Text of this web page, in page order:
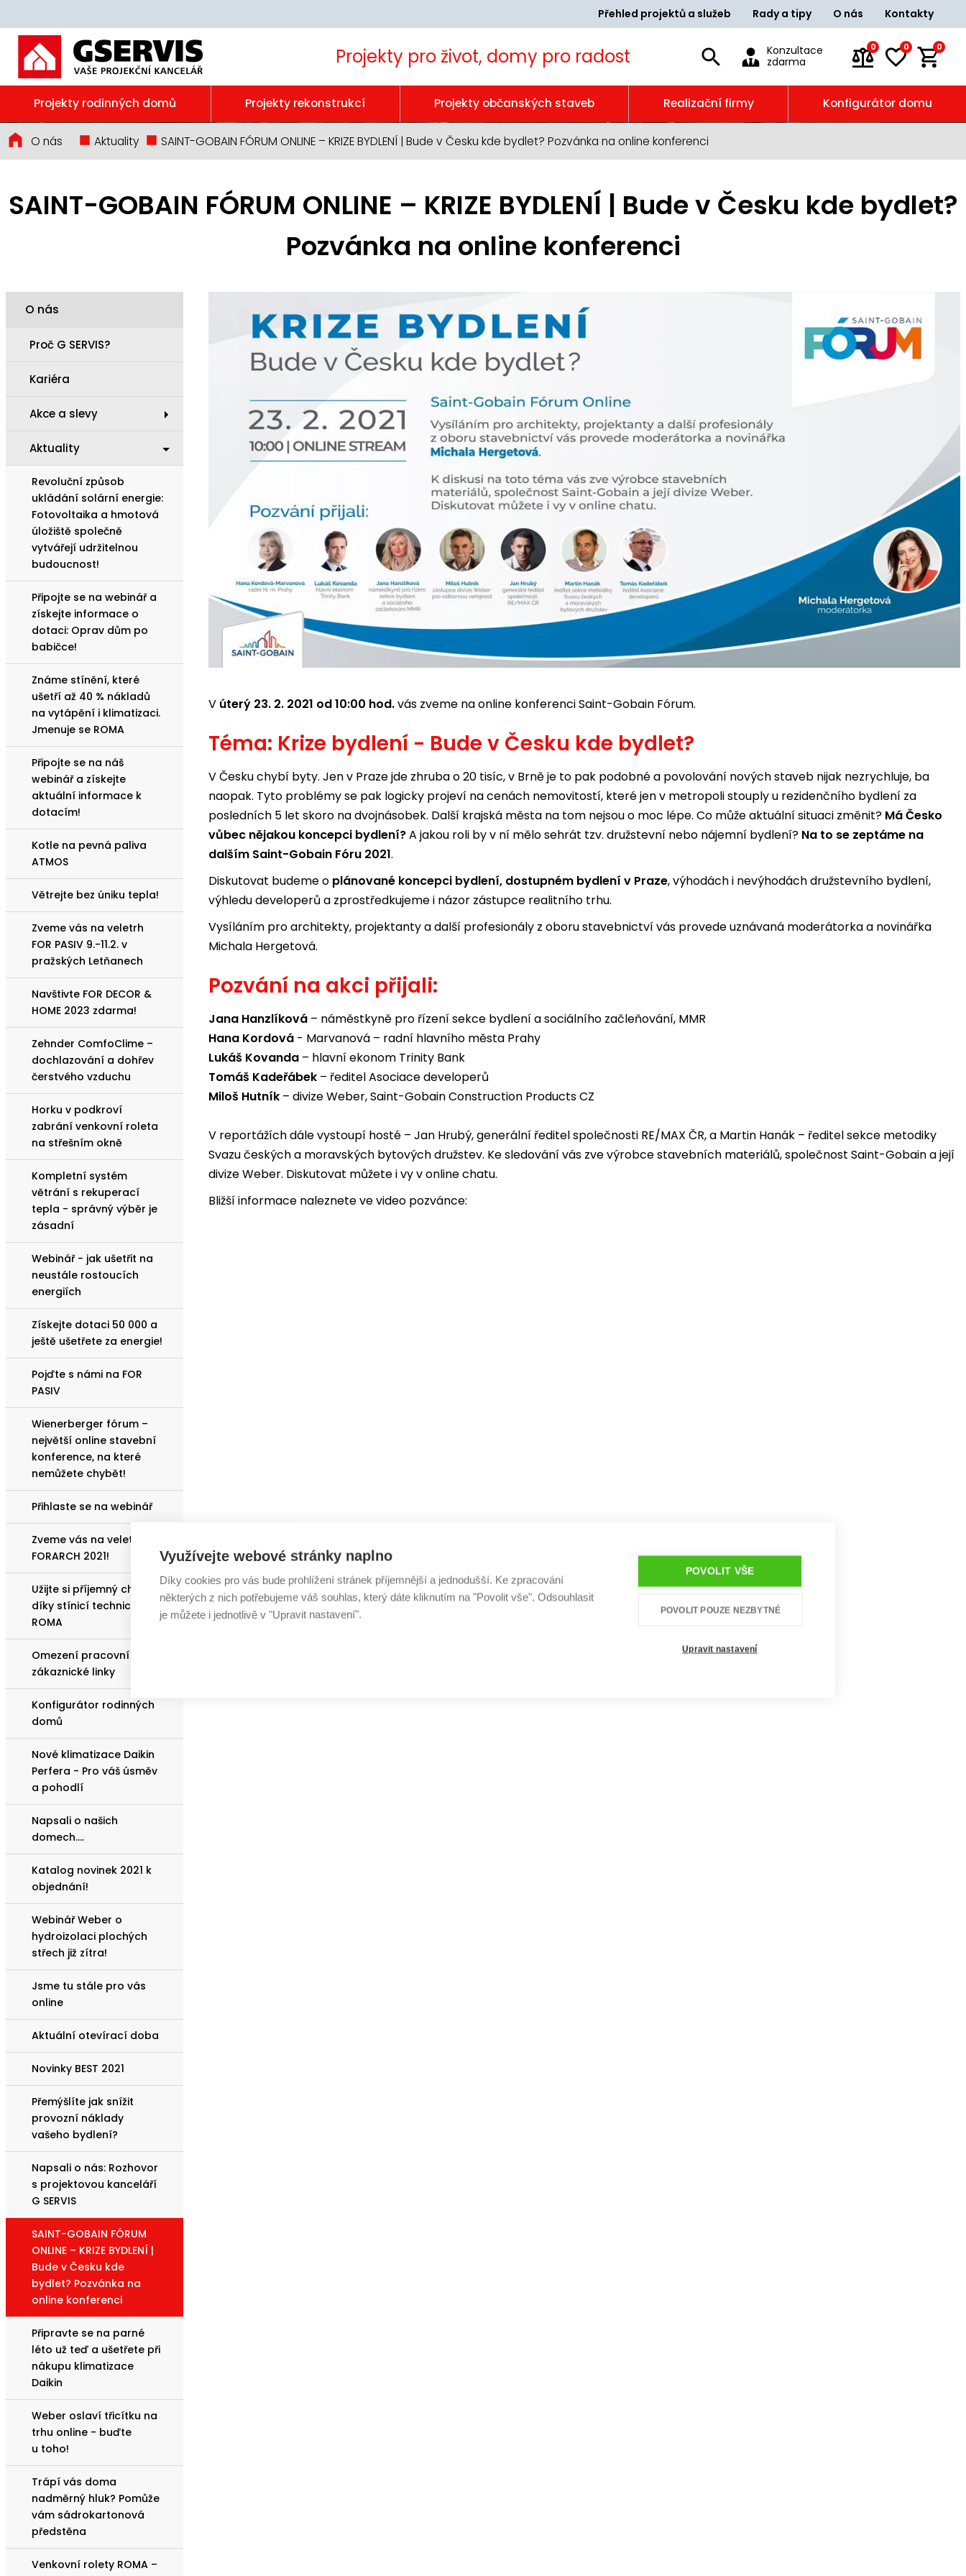
Přehled projektů a služeb Rady a tipy O nás Kontakty
Projekty pro život, domy pro radost
Konzultace
zdarma
0 0 0
Projekty rodinných domů Projekty rekonstrukcí Projekty občanských staveb Realizační firmy Konfigurátor domu
O nás Aktuality SAINT-GOBAIN FÓRUM ONLINE – KRIZE BYDLENÍ | Bude v Česku kde bydlet? Pozvánka na online konferenci
SAINT-GOBAIN FÓRUM ONLINE – KRIZE BYDLENÍ | Bude v Česku kde bydlet?
Pozvánka na online konferenci
O nás
Proč G SERVIS?
Kariéra
Akce a slevy
Aktuality
Revoluční způsob
ukládání solární energie:
Fotovoltaika a hmotová
úložiště společně
vytvářejí udržitelnou
budoucnost!
Připojte se na webinář a
získejte informace o
dotaci: Oprav dům po
babičce!
Známe stínění, které
ušetří až 40 % nákladů
na vytápění i klimatizaci.
Jmenuje se ROMA
Připojte se na náš
webinář a získejte
aktuální informace k
dotacím!
Kotle na pevná paliva
ATMOS
Větrejte bez úniku tepla!
Zveme vás na veletrh
FOR PASIV 9.-11.2. v
pražských Letňanech
Navštivte FOR DECOR &
HOME 2023 zdarma!
Zehnder ComfoClime –
dochlazování a dohřev
čerstvého vzduchu
Horku v podkroví
zabrání venkovní roleta
na střešním okně
Kompletní systém
větrání s rekuperací
tepla - správný výběr je
zásadní
Webinář - jak ušetřit na
neustále rostoucích
energiích
Získejte dotaci 50 000 a
ještě ušetřete za energie!
Pojďte s námi na FOR
PASIV
Wienerberger fórum –
největší online stavební
konference, na které
nemůžete chybět!
Přihlaste se na webinář
Zveme vás na veletrh
FORARCH 2021!
Užijte si příjemný chládek
díky stínicí technice
ROMA
Omezení pracovní doby
zákaznické linky
Konfigurátor rodinných
domů
Nové klimatizace Daikin
Perfera - Pro váš úsměv
a pohodlí
Napsali o našich
domech....
Katalog novinek 2021 k
objednání!
Webinář Weber o
hydroizolaci plochých
střech již zítra!
Jsme tu stále pro vás
online
Aktuální otevírací doba
Novinky BEST 2021
Přemýšlíte jak snížit
provozní náklady
vašeho bydlení?
Napsali o nás: Rozhovor
s projektovou kanceláří
G SERVIS
SAINT-GOBAIN FÓRUM
ONLINE – KRIZE BYDLENÍ |
Bude v Česku kde
bydlet? Pozvánka na
online konferenci
Připravte se na parné
léto už teď a ušetřete při
nákupu klimatizace
Daikin
Weber oslaví třicítku na
trhu online - buďte
u toho!
Trápí vás doma
nadměrný hluk? Pomůže
vám sádrokartonová
předstěna
Venkovní rolety ROMA –
V úterý 23. 2. 2021 od 10:00 hod.vás zveme na online konferenci Saint-Gobain Fórum.
Téma: Krize bydlení - Bude v Česku kde bydlet?
V Česku chybí byty. Jen v Praze jde zhruba o 20 tisíc, v Brně je to pak podobné a povolování nových staveb nijak nezrychluje, ba
naopak. Tyto problémy se pak logicky projeví na cenách nemovitostí, které jen v metropoli stouply u rezidenčního bydlení za
posledních 5 let skoro na dvojnásobek. Další krajská města na tom nejsou o moc lépe. Co může aktuální situaci změnit? Má Česko
vůbec nějakou koncepci bydlení?A jakou roli by v ní mělo sehrát tzv. družstevní nebo nájemní bydlení? Na to se zeptáme na
dalším Saint-Gobain Fóru 2021.
Diskutovat budeme o plánované koncepci bydlení, dostupném bydlení v Praze, výhodách i nevýhodách družstevního bydlení,
výhledu developerů a zprostředkujeme i názor zástupce realitního trhu.
Vysíláním pro architekty, projektanty a další profesionály z oboru stavebnictví vás provede uznávaná moderátorka a novinářka
Michala Hergetová.
Pozvání na akci přijali:
Jana Hanzlíková – náměstkyně pro řízení sekce bydlení a sociálního začleňování, MMR
Hana Kordová - Marvanová – radní hlavního města Prahy
Lukáš Kovanda – hlavní ekonom Trinity Bank
Tomáš Kadeřábek – ředitel Asociace developerů
Miloš Hutník – divize Weber, Saint-Gobain Construction Products CZ
V reportážích dále vystoupí hosté – Jan Hrubý, generální ředitel společnosti RE/MAX ČR, a Martin Hanák – ředitel sekce metodiky
Svazu českých a moravských bytových družstev. Ke sledování vás zve výrobce stavebních materiálů, společnost Saint-Gobain a její
divize Weber. Diskutovat můžete i vy v online chatu.
Bližší informace naleznete ve video pozvánce:
Využívejte webové stránky naplno
Díky cookies pro vás bude prohlížení stránek příjemnější a jednodušší. Ke zpracování
některých z nich potřebujeme váš souhlas, který dáte kliknutím na "Povolit vše". Odsouhlasit
je můžete i jednotlivě v "Upravit nastavení".
POVOLIT VŠE
POVOLIT POUZE NEZBYTNÉ
Upravit nastavení